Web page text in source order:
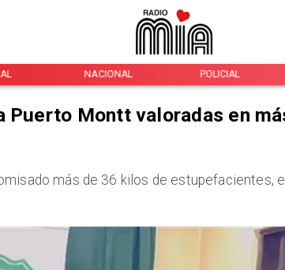
NACIONAL POLICIAL
Puerto Montt valoradas en
más de 36 kilos de estupefacientes,